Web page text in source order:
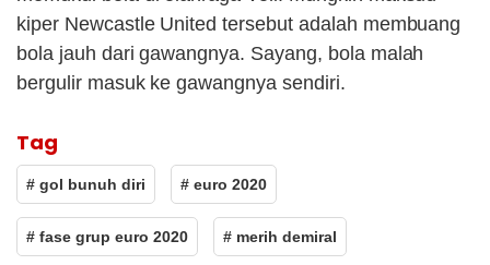
kiper Newcastle United tersebut adalah membuang
bola jauh dari gawangnya. Sayang, bola malah
bergulir masuk ke gawangnya sendiri.
Tag
# gol bunuh diri # euro 2020
# fase grup euro 2020 # merih demiral